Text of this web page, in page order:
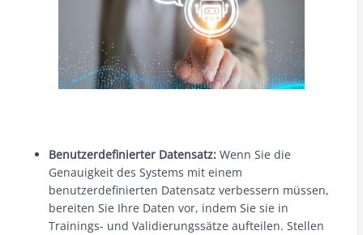
Benutzerdefinierter Datensatz: Wenn Sie die
Genauigkeit des Systems mit einem
benutzerdefinierten Datensatz verbessern müssen,
bereiten Sie Ihre Daten vor, indem Sie sie in
Trainings- und Validierungssätze aufteilen. Stellen